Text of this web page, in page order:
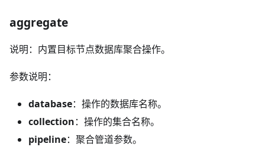
aggregate
说明：内置目标节点数据库聚合操作。
参数说明：
database：操作的数据库名称。
collection：操作的集合名称。
pipeline：聚合管道参数。